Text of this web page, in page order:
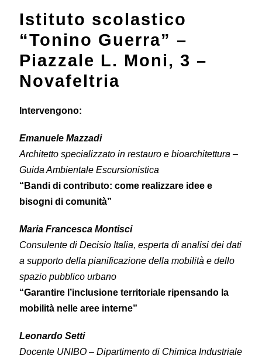
Istituto scolastico
“Tonino Guerra” –
Piazzale L. Moni, 3 –
Novafeltria
Intervengono:
Emanuele Mazzadi
Architetto specializzato in restauro e bioarchitettura –
Guida Ambientale Escursionistica
“Bandi di contributo: come realizzare idee e
bisogni di comunità”
Maria Francesca Montisci
Consulente di Decisio Italia, esperta di analisi dei dati
a supporto della pianificazione della mobilità e dello
spazio pubblico urbano
“Garantire l’inclusione territoriale ripensando la
mobilità nelle aree interne”
Leonardo Setti
Docente UNIBO – Dipartimento di Chimica Industriale